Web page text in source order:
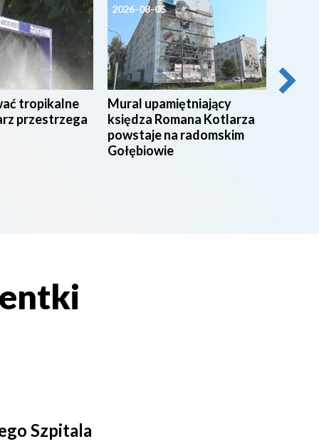
tropikalne
przestrzega
2026-08-05
Mural upamiętniający
księdza Romana Kotlarza
powstaje na radomskim
Gołębiowie
Szpitala